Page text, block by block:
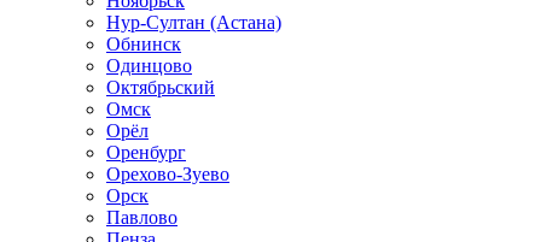
Нур-Султан (Астана)
Обнинск
Одинцово
Октябрьский
Омск
Орёл
Оренбург
Орехово-Зуево
Орск
Павлово